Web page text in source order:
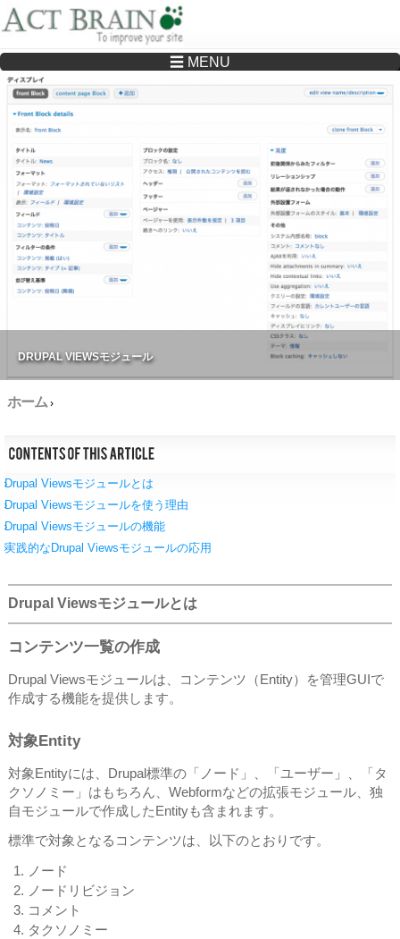
Drupalサイトの制作・保守をどこに頼んでいいか分からない方へ…まずはご相談く
ださい
☰ MENU
DRUPAL VIEWSモジュール
ホーム›
Drupal Viewsモジュールとは
Drupal Viewsモジュールを使う理由
Drupal Viewsモジュールの機能
実践的なDrupal Viewsモジュールの応用
Drupal Viewsモジュールとは
コンテンツ一覧の作成
Drupal Viewsモジュールは、コンテンツ（Entity）を管理GUIで
作成する機能を提供します。
対象Entity
対象Entityには、Drupal標準の「ノード」、「ユーザー」、「タ
クソノミー」はもちろん、Webformなどの拡張モジュール、独
自モジュールで作成したEntityも含まれます。
標準で対象となるコンテンツは、以下のとおりです。
ノード
ノードリビジョン
コメント
タクソノミー